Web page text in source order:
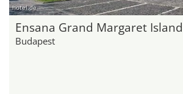
hotel.de
Ensana Grand Margaret Island
Budapest